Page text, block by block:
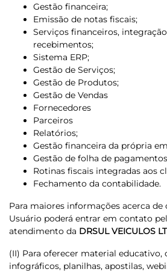
Gestão financeira;
Emissão de notas fiscais;
Serviços financeiros,
recebimentos;
Sistema ERP;
Gestão de Serviços;
Gestão de Produtos;
Gestão de Vendas
Fornecedores
Parceiros
Relatórios;
Gestão financeira da própria
Gestão de folha de
Rotinas fiscais integradas aos
Fechamento da contabilidade.
Para maiores informações acerca
Usuário poderá entrar em contato
atendimento da DRSUL VEICULOS
(II) Para oferecer material educativo,
infográficos, planilhas, apostilas,